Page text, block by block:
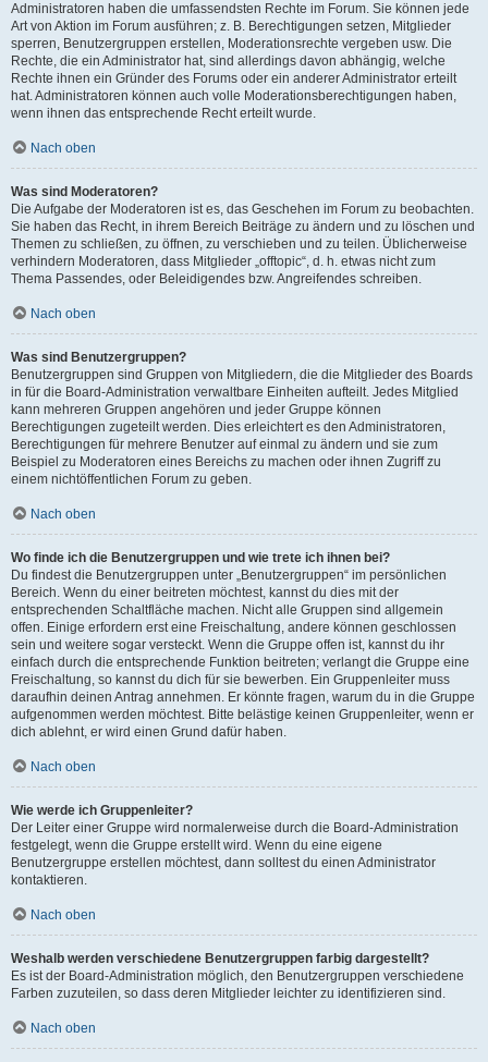
Administratoren haben die umfassendsten Rechte im Forum. Sie können jede
Art von Aktion im Forum ausführen; z. B. Berechtigungen setzen, Mitglieder
sperren, Benutzergruppen erstellen, Moderationsrechte vergeben usw. Die
Rechte, die ein Administrator hat, sind allerdings davon abhängig, welche
Rechte ihnen ein Gründer des Forums oder ein anderer Administrator erteilt
hat. Administratoren können auch volle Moderationsberechtigungen haben,
wenn ihnen das entsprechende Recht erteilt wurde.
Nach oben
Was sind Moderatoren?
Die Aufgabe der Moderatoren ist es, das Geschehen im Forum zu beobachten.
Sie haben das Recht, in ihrem Bereich Beiträge zu ändern und zu löschen und
Themen zu schließen, zu öffnen, zu verschieben und zu teilen. Üblicherweise
verhindern Moderatoren, dass Mitglieder „offtopic“, d. h. etwas nicht zum
Thema Passendes, oder Beleidigendes bzw. Angreifendes schreiben.
Nach oben
Was sind Benutzergruppen?
Benutzergruppen sind Gruppen von Mitgliedern, die die Mitglieder des Boards
in für die Board-Administration verwaltbare Einheiten aufteilt. Jedes Mitglied
kann mehreren Gruppen angehören und jeder Gruppe können
Berechtigungen zugeteilt werden. Dies erleichtert es den Administratoren,
Berechtigungen für mehrere Benutzer auf einmal zu ändern und sie zum
Beispiel zu Moderatoren eines Bereichs zu machen oder ihnen Zugriff zu
einem nichtöffentlichen Forum zu geben.
Nach oben
Wo finde ich die Benutzergruppen und wie trete ich ihnen bei?
Du findest die Benutzergruppen unter „Benutzergruppen“ im persönlichen
Bereich. Wenn du einer beitreten möchtest, kannst du dies mit der
entsprechenden Schaltfläche machen. Nicht alle Gruppen sind allgemein
offen. Einige erfordern erst eine Freischaltung, andere können geschlossen
sein und weitere sogar versteckt. Wenn die Gruppe offen ist, kannst du ihr
einfach durch die entsprechende Funktion beitreten; verlangt die Gruppe eine
Freischaltung, so kannst du dich für sie bewerben. Ein Gruppenleiter muss
daraufhin deinen Antrag annehmen. Er könnte fragen, warum du in die Gruppe
aufgenommen werden möchtest. Bitte belästige keinen Gruppenleiter, wenn er
dich ablehnt, er wird einen Grund dafür haben.
Nach oben
Wie werde ich Gruppenleiter?
Der Leiter einer Gruppe wird normalerweise durch die Board-Administration
festgelegt, wenn die Gruppe erstellt wird. Wenn du eine eigene
Benutzergruppe erstellen möchtest, dann solltest du einen Administrator
kontaktieren.
Nach oben
Weshalb werden verschiedene Benutzergruppen farbig dargestellt?
Es ist der Board-Administration möglich, den Benutzergruppen verschiedene
Farben zuzuteilen, so dass deren Mitglieder leichter zu identifizieren sind.
Nach oben